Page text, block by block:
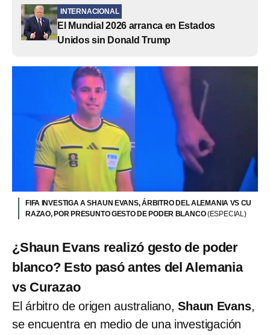
INTERNACIONAL
El Mundial 2026 arranca en Estados
Unidos sin Donald Trump
FIFA INVESTIGA A SHAUN EVANS, ÁRBITRO DEL ALEMANIA VS CU
RAZAO, POR PRESUNTO GESTO DE PODER BLANCO(ESPECIAL)
¿Shaun Evans realizó gesto de poder
blanco? Esto pasó antes del Alemania
vs Curazao
El árbitro de origen australiano, Shaun Evans,
se encuentra en medio de una investigación